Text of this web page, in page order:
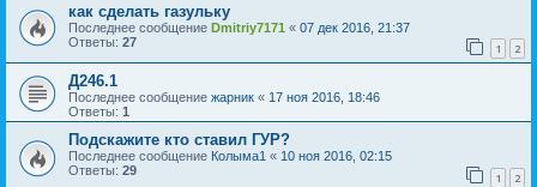
как сделать газульку
Последнее сообщение Dmitriy7171 « 07 дек 2016, 21:37
Ответы: 27 1 2
Д246.1
Последнее сообщение жарник « 17 ноя 2016, 18:46
Ответы: 1
Подскажите кто ставил ГУР?
Последнее сообщение Колыма1 « 10 ноя 2016, 02:15
Ответы: 29 1 2